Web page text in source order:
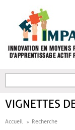
FORMULAIRE DE
VIGNETTES
Accueil Recherche